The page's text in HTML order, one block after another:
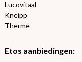
Lucovitaal
Kneipp
Therme
Etos aanbiedingen: